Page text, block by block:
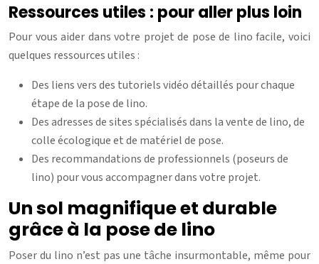
Ressources utiles : pour aller plus loin
Pour vous aider dans votre projet de pose de lino facile, voici
quelques ressources utiles :
Des liens vers des tutoriels vidéo détaillés pour chaque
étape de la pose de lino.
Des adresses de sites spécialisés dans la vente de lino, de
colle écologique et de matériel de pose.
Des recommandations de professionnels (poseurs de
lino) pour vous accompagner dans votre projet.
Un sol magnifique et durable
grâce à la pose de lino
Poser du lino n’est pas une tâche insurmontable, même pour